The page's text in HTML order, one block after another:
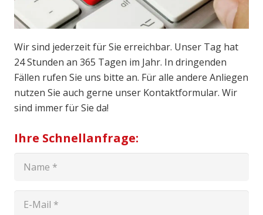
Wir sind jederzeit für Sie erreichbar. Unser Tag hat
24 Stunden an 365 Tagen im Jahr. In dringenden
Fällen rufen Sie uns bitte an. Für alle andere Anliegen
nutzen Sie auch gerne unser Kontaktformular. Wir
sind immer für Sie da!
Ihre Schnellanfrage: